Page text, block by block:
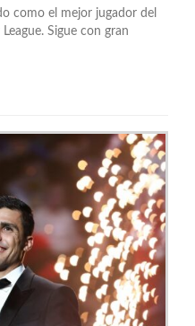
como el mejor jugador del
Sigue con gran